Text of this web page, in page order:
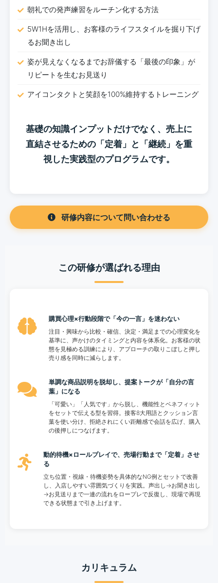
朝礼での発声練習をルーチン化する方法
5W1Hを活用し、お客様のライフスタイルを掘り下げ
るお聞き出し
姿が見えなくなるまでお辞儀する「最後の印象」が
リピートを生むお見送り
アイコンタクトと笑顔を100%維持するトレーニング
基礎の知識インプットだけでなく、売上に
直結させるための「定着」と「継続」を重
視した実践型のプログラムです。
研修内容について問い合わせる
この研修が選ばれる理由
購買心理×行動段階で「今の一言」を迷わない
注目・興味から比較・確信、決定・満足までの心理変化を
基準に、声かけのタイミングと内容を体系化。お客様の状
態を見極める訓練により、アプローチの取りこぼしと押し
売り感を同時に減らします。
単調な商品説明を脱却し、提案トークが「自分の言
葉」になる
「可愛い」「人気です」から脱し、機能性とベネフィット
をセットで伝える型を習得。接客8大用語とクッション言
葉を使い分け、拒絶されにくい距離感で会話を広げ、購入
の後押しにつなげます。
動的待機×ロールプレイで、売場行動まで「定着」させ
る
立ち位置・視線・待機姿勢を具体的なNG例とセットで改善
し、入店しやすい雰囲気づくりを実践。声出し→お聞き出し
→お見送りまで一連の流れをロープレで反復し、現場で再現
できる状態まで引き上げます。
カリキュラム